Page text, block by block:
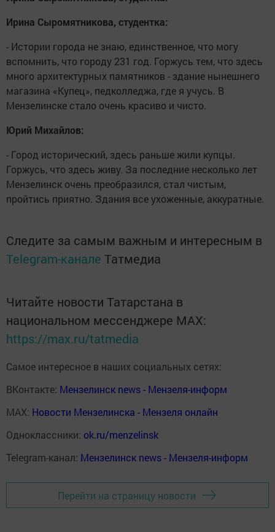
Ирина Сыромятникова, студентка:
- Истории города не знаю, единственное, что могу
вспомнить, что городу 231 год. Горжусь тем, что здесь
много архитектур­ных памятников - здание нынешнего
магазина «Ку­пец», педколледжа, где я учусь. В
Мензелинске ста­ло очень красиво и чисто.
Юрий Михайлов:
- Город исторический, здесь раньше жили купцы.
Горжусь, что здесь живу. За последние несколь­ко лет
Мензелинск очень преобразился, стал чи­стым,
пройтись приятно. Здания все ухоженные, аккуратные.
Следите за самым важным и интересным в
Telegram-канале Татмедиа
Читайте новости Татарстана в
национальном мессенджере MАХ:
https://max.ru/tatmedia
Самое интересное в наших социальных сетях:
ВКонтакте: Мензелинск news - Мензеля-информ
MAX: Новости Мензелинска - Мензеля онлайн
Одноклассники: ok.ru/menzelinsk
Telegram-канал: Мензелинск news - Мензеля-информ
Перейти на страницу новости